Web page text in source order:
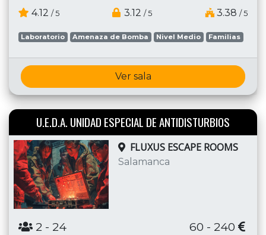
4.12 / 5 3.12 / 5 3.38 / 5
Laboratorio Amenaza de Bomba Nivel Medio Familias
Ver sala
U.E.D.A. UNIDAD ESPECIAL DE ANTIDISTURBIOS
FLUXUS ESCAPE ROOMS
Salamanca
2 - 24 60 - 240